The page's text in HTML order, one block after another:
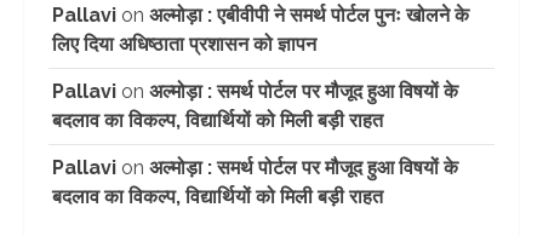
Pallavi on अल्मोड़ा : एबीवीपी ने समर्थ पोर्टल पुनः खोलने के
लिए दिया अधिष्ठाता प्रशासन को ज्ञापन
Pallavi on अल्मोड़ा : समर्थ पोर्टल पर मौजूद हुआ विषयों के
बदलाव का विकल्प, विद्यार्थियों को मिली बड़ी राहत
Pallavi on अल्मोड़ा : समर्थ पोर्टल पर मौजूद हुआ विषयों के
बदलाव का विकल्प, विद्यार्थियों को मिली बड़ी राहत